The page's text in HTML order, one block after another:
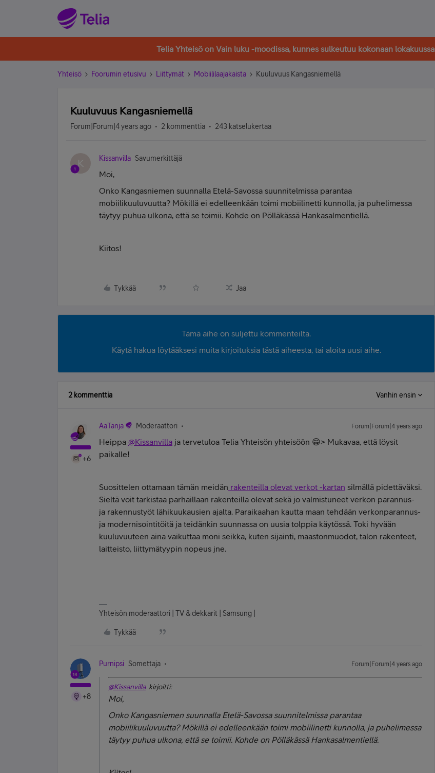
Telia Yhteisö on Vain luku -moodissa, kunnes sulkeutuu kokonaan lokakuussa
Yhteisö Foorumin etusivu Liittymät Mobiililaajakaista Kuuluvuus Kangasniemellä
Kuuluvuus Kangasniemellä
Forum|Forum|4 years ago 2 kommenttia 243 katselukertaa
K Kissanvilla Savumerkittäjä
Moi,
Onko Kangasniemen suunnalla Etelä-Savossa suunnitelmissa parantaa
mobiilikuuluvuutta? Mökillä ei edelleenkään toimi mobiilinetti kunnolla, ja puhelimessa
täytyy puhua ulkona, että se toimii. Kohde on Pölläkässä Hankasalmentiellä.
Kiitos!
Tykkää Jaa
Tämä aihe on suljettu kommenteilta.
Käytä hakua löytääksesi muita kirjoituksia tästä aiheesta, tai aloita uusi aihe.
2 kommenttia Vanhin ensin
+6
AaTanja Moderaattori Forum|Forum|4 years ago
Heippa @Kissanvilla ja tervetuloa Telia Yhteisön yhteisöön 😁> Mukavaa, että löysit
paikalle!
Suosittelen ottamaan tämän meidän rakenteilla olevat verkot -kartan silmällä pidettäväksi.
Sieltä voit tarkistaa parhaillaan rakenteilla olevat sekä jo valmistuneet verkon parannus-
ja rakennustyöt lähikuukausien ajalta. Paraikaahan kautta maan tehdään verkonparannus-
ja modernisointitöitä ja teidänkin suunnassa on uusia tolppia käytössä. Toki hyvään
kuuluvuuteen aina vaikuttaa moni seikka, kuten sijainti, maastonmuodot, talon rakenteet,
laitteisto, liittymätyypin nopeus jne.
Yhteisön moderaattori | TV & dekkarit | Samsung |
Tykkää
+8
Purnipsi Somettaja Forum|Forum|4 years ago
@Kissanvillakirjoitti:
Moi,
Onko Kangasniemen suunnalla Etelä-Savossa suunnitelmissa parantaa
mobiilikuuluvuutta? Mökillä ei edelleenkään toimi mobiilinetti kunnolla, ja puhelimessa
täytyy puhua ulkona, että se toimii. Kohde on Pölläkässä Hankasalmentiellä.